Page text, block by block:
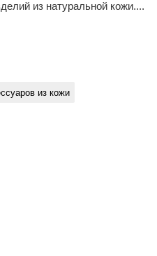
из натуральной кожи....
из кожи